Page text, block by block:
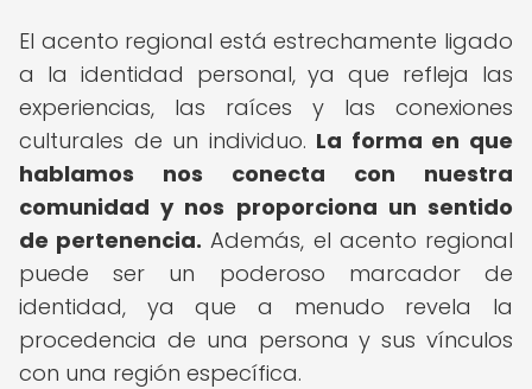
El acento regional está estrechamente ligado
a la identidad personal, ya que refleja las
experiencias, las raíces y las conexiones
culturales de un individuo. La forma en que
hablamos nos conecta con nuestra
comunidad y nos proporciona un sentido
de pertenencia. Además, el acento regional
puede ser un poderoso marcador de
identidad, ya que a menudo revela la
procedencia de una persona y sus vínculos
con una región específica.